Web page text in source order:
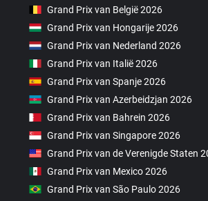
Grand Prix van België 2026
Grand Prix van Hongarije 2026
Grand Prix van Nederland 2026
Grand Prix van Italië 2026
Grand Prix van Spanje 2026
Grand Prix van Azerbeidzjan 2026
Grand Prix van Bahrein 2026
Grand Prix van Singapore 2026
Grand Prix van de Verenigde Staten
Grand Prix van Mexico 2026
Grand Prix van São Paulo 2026